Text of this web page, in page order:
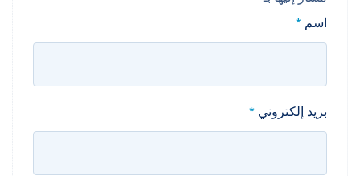
اسم*
بريد إلكتروني*